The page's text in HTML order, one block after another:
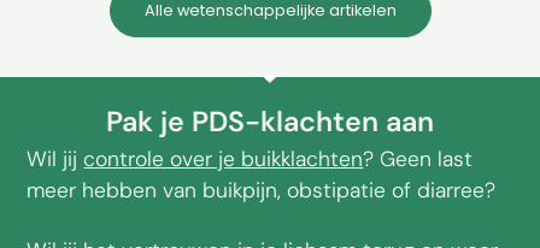
Alle wetenschappelijke artikelen
Pak je PDS-klachten aan
Wil jij controle over je buikklachten? Geen last
meer hebben van buikpijn, obstipatie of diarree?